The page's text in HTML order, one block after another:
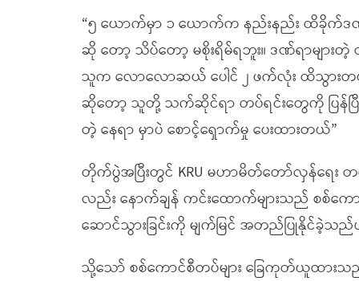
“၅ ယောက်မှာ ၁ ယောက်က နည်းနည်း ထိခိုက်ဒ
ဆို တော့ သိပ်တော့ မစိုးရိမ်ရဘူး။ ဒဏ်ရာမျာ
သူက လောလောဆယ် ပေါင် ၂ ဖက်လုံး ထိသွားတ
ဆိုတော့ သူတို့ သက်ဆိုင်ရာ တပ်ရင်းတွေကို ပြန်ပြီ
တဲ့ နေရာ မှာပဲ စောင့်ရှောက်မှု ပေးထားတယ်”
တိုက်ပွဲအပြီးတွင် KRU မဟာမိတ်တော်လှန်ရေး တပ်
လည်း နောက်ချန် ကင်းထောက်များသည် စစ်က
ဆောင်သွားခြင်းကို မျက်မြင် အတည်ပြုနိုင်ခဲ့သ
သို့သော် စစ်ကောင်စီတပ်များ ခြေကုတ်ယူထားသ